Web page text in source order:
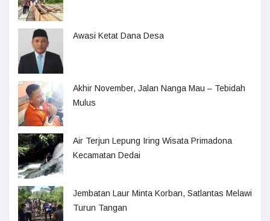
Awasi Ketat Dana Desa
Akhir November, Jalan Nanga Mau – Tebidah
Mulus
Air Terjun Lepung Iring Wisata Primadona
Kecamatan Dedai
Jembatan Laur Minta Korban, Satlantas Melawi
Turun Tangan